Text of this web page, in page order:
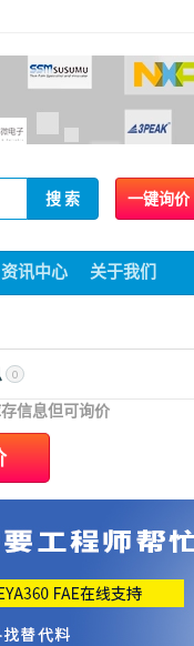
一键询价
搜 索
资讯中心 关于我们
0
信息但可询价